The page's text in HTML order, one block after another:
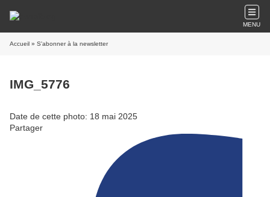
MENU
Accueil » S'abonner à la newsletter
IMG_5776
Date de cette photo: 18 mai 2025
Partager